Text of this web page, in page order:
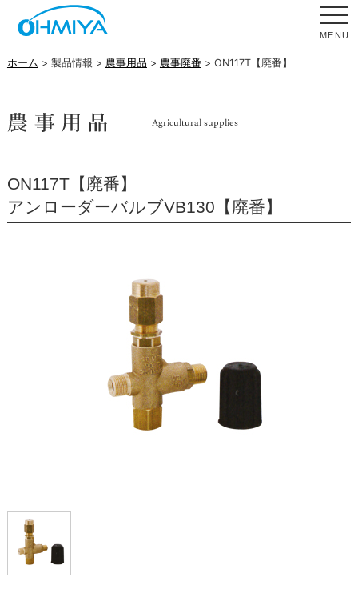
MENU
ホーム > 製品情報 > 農事用品 > 農事廃番 > ON117T【廃番】
ON117T【廃番】
アンローダーバルブVB130【廃番】